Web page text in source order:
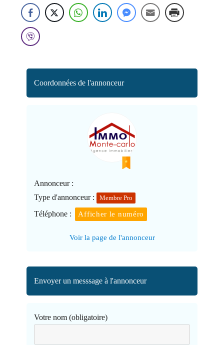
Coordonnées de l'annonceur
Annonceur :
Type d'annonceur :
Membre Pro
Téléphone : Afficher le numéro
Voir la page de l'annonceur
Envoyer un messsage à l'annonceur
Votre nom (obligatoire)